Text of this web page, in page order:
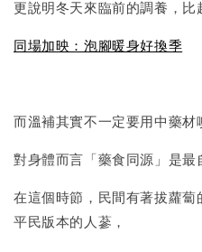
更說明冬天來臨前的調養，比
同場加映：泡腳暖身好換季
而溫補其實不一定要用中藥材
對身體而言「藥食同源」是最
在這個時節，民間有著拔蘿
平民版本的人蔘，